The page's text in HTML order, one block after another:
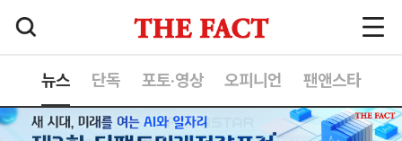
뉴스 단독 포토·영상 오피니언 팬앤스타